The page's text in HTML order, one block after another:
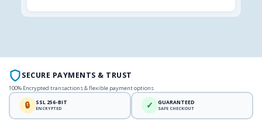
SECURE PAYMENTS & TRUST
100% Encrypted transactions & flexible payment options
🔒 SSL 256-BIT
ENCRYPTED ✓ GUARANTEED
SAFE CHECKOUT